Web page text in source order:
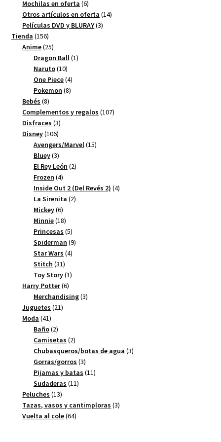
productos
Mochilas en oferta 66
productos
Otros artículos en oferta 1414
Películas DVD y BLURAY 33
Tienda 156156
productos
Anime 2525
productos
Dragon Ball 11
Naruto 1010
productos
One Piece 44
productos
Pokemon 88
Bebés 88
productos
Complementos y regalos 107107
Disfraces 33
Disney 106106
productos
Avengers/Marvel 1515
Bluey 33
productos
El Rey León 22
Frozen 44
productos
Inside Out 2 (Del Revés 2) 44
La Sirenita 22
Mickey 66
productos
Minnie 1818
productos
Princesas 55
productos
Spiderman 99
Star Wars 44
Stitch 3131
productos
Toy Story 11
Harry Potter 66
productos
Merchandising 33
Juguetes 2121
Moda 4141
productos
Baño 22
productos
Camisetas 22
productos
Chubasqueros/botas de agua 33
Gorras/gorros 33
productos
Pijamas y batas 1111
Sudaderas 1111
Peluches 1313
productos
Tazas, vasos y cantimploras 33
Vuelta al cole 6464